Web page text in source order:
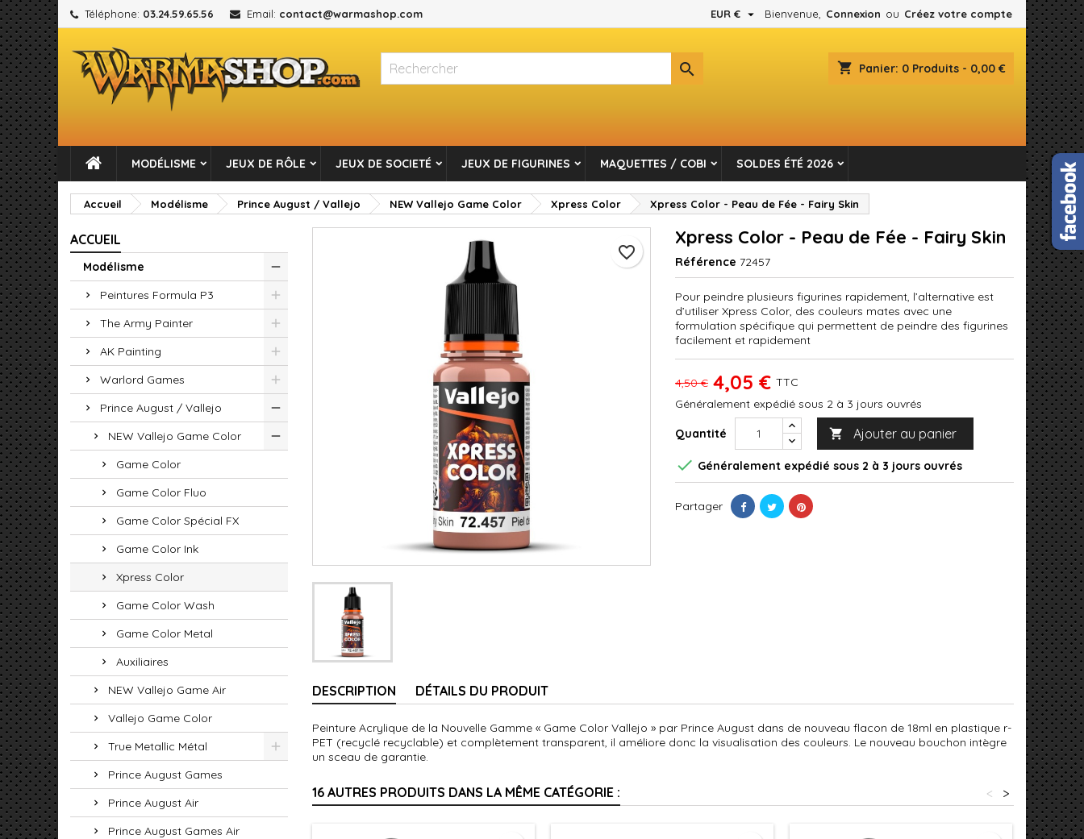
Téléphone: 03.24.59.65.56 Email: contact@warmashop.com Bienvenue, Connexion ou Créez votre compte
EUR € 
shopping_cart Panier: 0 Produits - 0,00 €

MODÉLISME JEUX DE RÔLE JEUX DE SOCIETÉ JEUX DE FIGURINES MAQUETTES / COBI SOLDES ÉTÉ 2026
Accueil Modélisme Prince August / Vallejo NEW Vallejo Game Color Xpress Color Xpress Color - Peau de Fée - Fairy Skin
ACCUEIL
Modélisme
Peintures Formula P3
The Army Painter
AK Painting
Warlord Games
Prince August / Vallejo
NEW Vallejo Game Color
Game Color
Game Color Fluo
Game Color Spécial FX
Game Color Ink
Xpress Color
Game Color Wash
Game Color Metal
Auxiliaires
NEW Vallejo Game Air
Vallejo Game Color
True Metallic Métal
Prince August Games
Prince August Air
Prince August Games Air
Xpress Color - Peau de Fée - Fairy Skin
Référence 72457
Pour peindre plusieurs figurines rapidement, l’alternative est
d’utiliser Xpress Color, des couleurs mates avec une
formulation spécifique qui permettent de peindre des figurines
facilement et rapidement
4,50 € 4,05 € TTC
Généralement expédié sous 2 à 3 jours ouvrés
Quantité  Ajouter au panier
favorite_border
 Généralement expédié sous 2 à 3 jours ouvrés
Partager
DESCRIPTION DÉTAILS DU PRODUIT
Peinture Acrylique de la Nouvelle Gamme « Game Color Vallejo » par Prince August dans de nouveau flacon de 18ml en plastique r-
PET (recyclé recyclable) et complètement transparent, il améliore donc la visualisation des couleurs. Le nouveau bouchon intègre
un sceau de garantie.
16 AUTRES PRODUITS DANS LA MÊME CATÉGORIE : >
<
Mes listes d'envies
add_circle_outline Créer une nouvelle liste
Créer une liste d'envies
Connexion
Vous devez être connecté pour ajouter des produits à votre liste d'envies.